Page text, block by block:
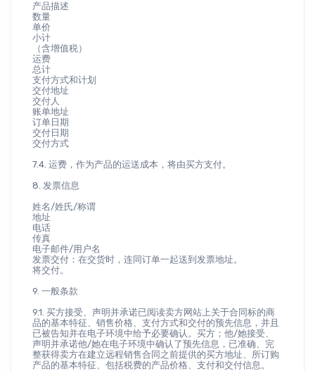
产品描述
数量
单价
小计
（含增值税）
运费
总计
支付方式和计划
交付地址
交付人
账单地址
订单日期
交付日期
交付方式
7.4. 运费，作为产品的运送成本，将由买方支付。
8. 发票信息
姓名/姓氏/称谓
地址
电话
传真
电子邮件/用户名
发票交付：在交货时，连同订单一起送到发票地址。
将交付。
9. 一般条款
9.1. 买方接受、声明并承诺已阅读卖方网站上关于合同标的商
品的基本特征、销售价格、支付方式和交付的预先信息，并且
已被告知并在电子环境中给予必要确认。买方；他/她接受、
声明并承诺他/她在电子环境中确认了预先信息，已准确、完
整获得卖方在建立远程销售合同之前提供的买方地址、所订购
产品的基本特征、包括税费的产品价格、支付和交付信息。